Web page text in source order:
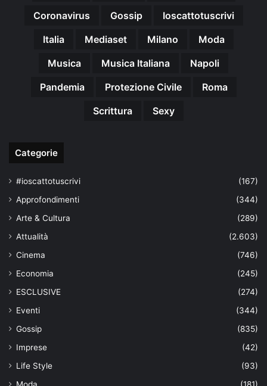
Coronavirus
Gossip
Ioscattotuscrivi
Italia
Mediaset Milano
Moda
Musica
Musica Italiana
Napoli
Pandemia
Protezione Civile
Roma
Scrittura
Sexy
Categorie
#ioscattotuscrivi
(167)
Approfondimenti
(344)
Arte & Cultura
(289)
Attualità
(2.603)
Cinema
(746)
Economia
(245)
ESCLUSIVE
(274)
Eventi
(344)
Gossip
(835)
Imprese
(42)
Life Style
(93)